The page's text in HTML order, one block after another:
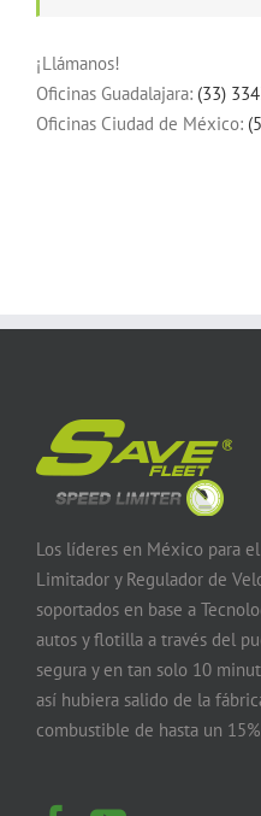
¡Llámanos!
Oficinas Guadalajara: (33)
Oficinas Ciudad de México:
Los líderes en México para
Limitador y Regulador de
soportados en base a
autos y flotilla a través del
segura y en tan solo 10
así hubiera salido de la
combustible de hasta un